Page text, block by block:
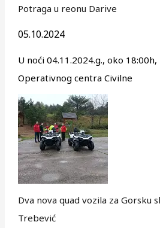
Potraga u reonu Darive
05.10.2024
U noći 04.11.2024.g., oko
Operativnog centra Civilne
Dva nova quad vozila za Gorsku
Trebević